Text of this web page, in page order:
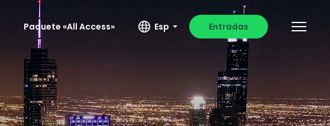
Paquete «All Access» Esp Entradas